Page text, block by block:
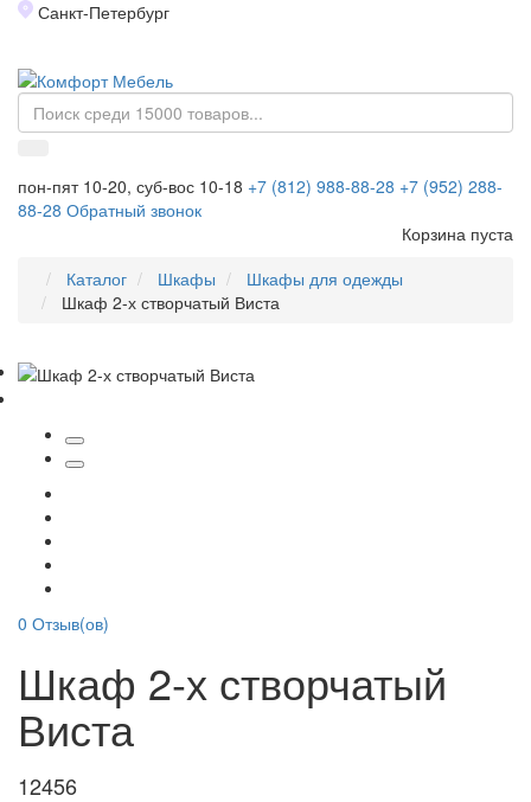
Санкт-Петербург
пон-пят 10-20, суб-вос 10-18 +7 (812) 988-88-28 +7 (952) 288-
88-28 Обратный звонок
Корзина пуста
Каталог
Шкафы
Шкафы для одежды
Шкаф 2-х створчатый Виста
0 Отзыв(ов)
Шкаф 2-х створчатый
Виста
12456